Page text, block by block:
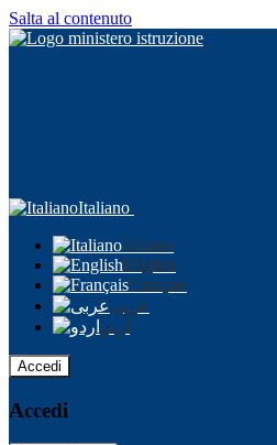
Salta al contenuto
Italiano
Italiano
English
Français
عربى
اردو
Accedi
Accedi